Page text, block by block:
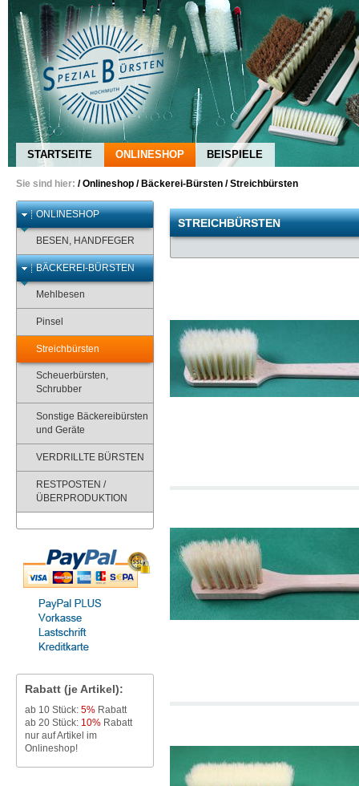
STARTSEITE ONLINESHOP BEISPIELE
Sie sind hier: /Onlineshop / Bäckerei-Bürsten /Streichbürsten
ONLINESHOP
BESEN, HANDFEGER
BÄCKEREI-BÜRSTEN
Mehlbesen
Pinsel
Streichbürsten
Scheuerbürsten,
Schrubber
Sonstige Bäckereibürsten
und Geräte
VERDRILLTE BÜRSTEN
RESTPOSTEN /
ÜBERPRODUKTION
Rabatt (je Artikel):
ab 10 Stück: 5% Rabatt
ab 20 Stück: 10% Rabatt
nur auf Artikel im
Onlineshop!
STREICHBÜRSTEN